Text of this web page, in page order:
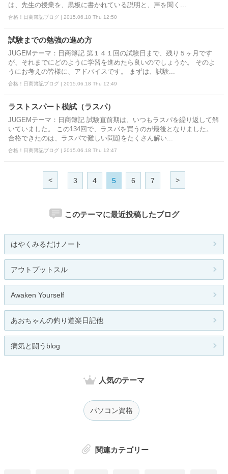
は、先生の授業を、黒板に書かれている説明と、声を聞く...
合格！日商簿記ブログ | 2015.06.18 Thu 12:50
試験までの勉強の進め方
JUGEMテーマ：日商簿記 第１４１回の試験日まで、残り５ヶ月です
が、それまでにどのように学習を進めたら良いのでしょうか。 そのよ
うにお考えの皆様に、アドバイスです。 まずは、試験...
合格！日商簿記ブログ | 2015.06.18 Thu 12:49
ラストスパート模試（ラスパ）
JUGEMテーマ：日商簿記 試験直前期は、いつもラスパを繰り返して解
いていました。 この134回で、ラスパを買うのが最後となりました。
合格できたのは、ラスパで難しい問題をたくさん解い...
合格！日商簿記ブログ | 2015.06.18 Thu 12:47
< 3 4 5 6 7 >
このテーマに最近投稿したブログ
はやくみるだけノート
アウトプットスル
Awaken Yourself
あおちゃんの釣り道楽日記他
病気と闘うblog
人気のテーマ
パソコン資格
関連カテゴリー